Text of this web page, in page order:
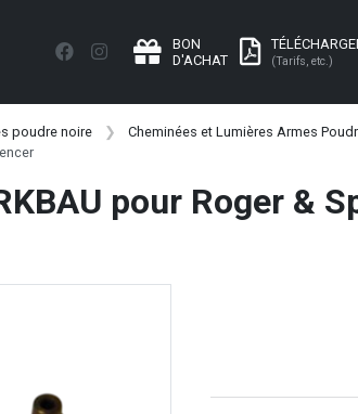
BON
D'ACHAT
(Tarifs, etc.)
poudre noire
Cheminées et Lumières Armes
pour Roger &